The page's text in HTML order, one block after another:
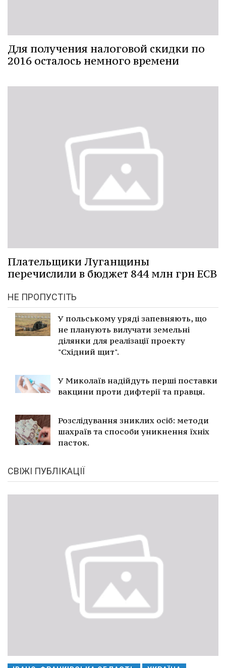
Для получения налоговой скидки по
2016 осталось немного времени
Плательщики Луганщины
перечислили в бюджет 844 млн грн ЕСВ
НЕ ПРОПУСТІТЬ
У польському уряді запевняють, що
не планують вилучати земельні
ділянки для реалізації проекту
"Східний щит".
У Миколаїв надійдуть перші поставки
вакцини проти дифтерії та правця.
Розслідування зниклих осіб: методи
шахраїв та способи уникнення їхніх
пасток.
СВІЖІ ПУБЛІКАЦІЇ